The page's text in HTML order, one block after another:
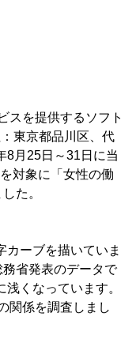
スを提供するソフト
東京都品川区、代
8月25日～31日に当
対象に「女性の働
た。
カーブを描いていま
省発表のデータで
くなっています。
関係を調査しまし